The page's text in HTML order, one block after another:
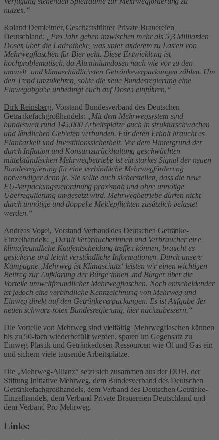
nutzen.“
Roland Demleitner, Geschäftsführer Private Brauereien
Deutschland:
„Pro Jahr gehen inzwischen mehr als 5,3 Milliarden
Dosen über die Ladentheke, was unter anderem zu Lasten von
Mehrwegflaschen für Bier geht. Diese Entwicklung ist
hochproblematisch, da Aluminiumdosen nach wie vor zu den
umwelt- und klimaschädlichsten Getränkeverpackungen zählen. Um
den Trend umzukehren, sollte die neue Bundesregierung eine
Einwegabgabe unbedingt auch auf Dosen einführen.“
Dirk Reinsberg, Vorstand Bundesverband des Deutschen
Getränkefachgroßhandels:
„Mit dem Mehrwegsystem sind
bundesweit rund 145.000 Arbeitsplätze auch in strukturschwachen
und ländlichen Gebieten verbunden. Für deren Erhalt braucht es
Planbarkeit und Investitionssicherheit. Vor dem Hintergrund der
durch Inflation und Konsumzurückhaltung geschwächten
mittelständischen Mehrwegbetriebe ist ein starkes Signal der neuen
Bundesregierung für eine verbindliche Mehrwegförderung
notwendiger denn je. Sie sollte auch sicherstellen, dass die neue
EU-Verpackungsverordnung praxisnah und ohne unnötige
Überregulierung umgesetzt wird. Mehrwegbetriebe dürfen nicht
durch unnötige und doppelte Meldepflichten zusätzlich belastet
werden.“
Andreas Vogel, Vorstand Verband des Deutschen Getränke-
Einzelhandels:
„Damit Verbraucherinnen und Verbraucher eine
klimafreundliche Kaufentscheidung treffen können, braucht es
gesicherte und leicht verständliche Informationen. Durch unsere
Kampagne ‚Mehrweg ist Klimaschutz‘ leisten wir einen wichtigen
Beitrag zur Aufklärung der Bürgerinnen und Bürger über die
Vorteile umweltfreundlicher Mehrwegflaschen. Noch entscheidender
ist jedoch eine verbindliche Kennzeichnung von Mehrweg und
Einweg direkt auf den Getränkeverpackungen. Es ist Aufgabe der
neuen schwarz-roten Bundesregierung, hier nachzubessern.“
Die Vorteile von Mehrweg sind vielfältig: Mehrwegflaschen können
bis zu 50-fach wiederbefüllt werden, sparen im Gegensatz zu
Einweg-Plastik und Getränkedosen Ressourcen wie Öl und Gas ein
und sichern viele tausende Arbeitsplätze.
Die „Mehrweg-Allianz“ setzt sich zusammen aus der DUH, der
Stiftung Initiative Mehrweg, dem Bundesverband des Deutschen
Getränkefachgroßhandels, dem Verband des Deutschen Getränke-
Einzelhandels, dem Verband Private Brauereien Deutschland und
dem Verband Pro Mehrweg.
Links: